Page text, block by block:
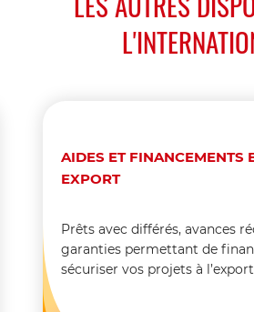
AIDES ET FINANCEMENTS
EXPORT
Prêts avec différés, avances
garanties permettant de
sécuriser vos projets à